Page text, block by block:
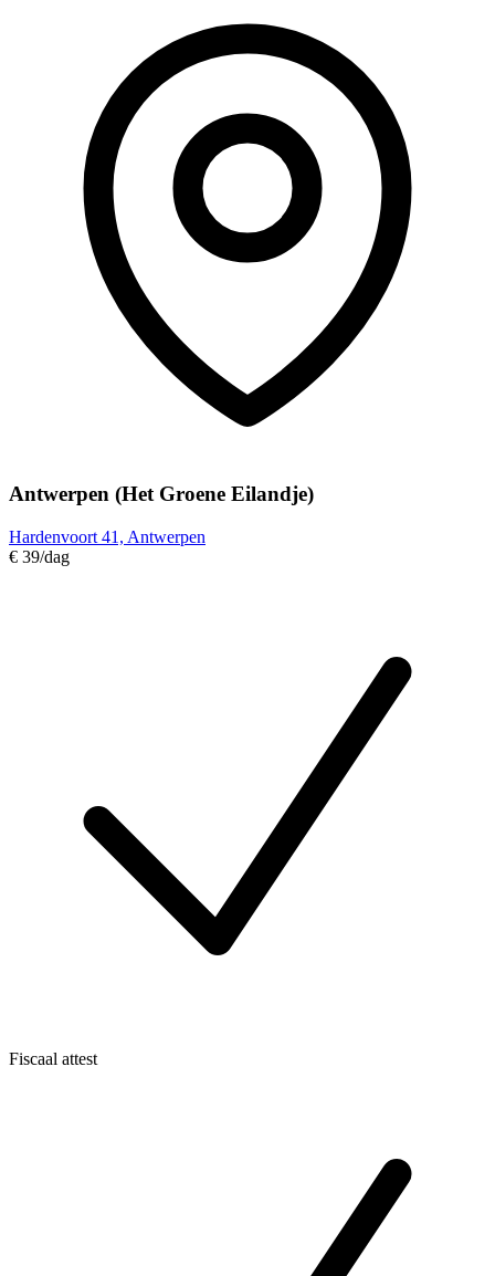
Antwerpen (Het Groene Eilandje)
Hardenvoort 41, Antwerpen
€ 39/dag
Fiscaal attest